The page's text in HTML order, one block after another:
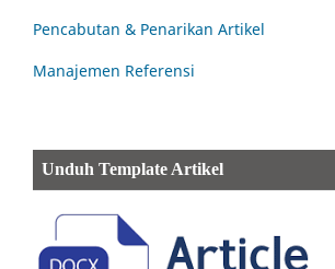
Pencabutan & Penarikan Artikel
Manajemen Referensi
Unduh Template Artikel